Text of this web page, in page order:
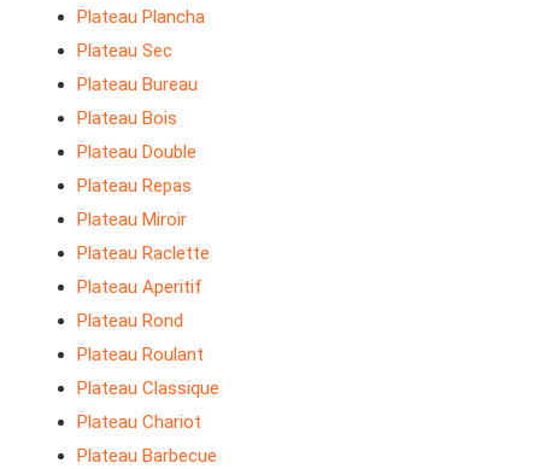
Plateau Plancha
Plateau Sec
Plateau Bureau
Plateau Bois
Plateau Double
Plateau Repas
Plateau Miroir
Plateau Raclette
Plateau Aperitif
Plateau Rond
Plateau Roulant
Plateau Classique
Plateau Chariot
Plateau Barbecue